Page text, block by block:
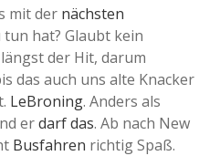
mit der nächsten
tun hat? Glaubt kein
der Hit, darum
das auch uns alte Knacker
LeBroning. Anders als
erdarf das. Ab nach New
Busfahren richtig Spaß.